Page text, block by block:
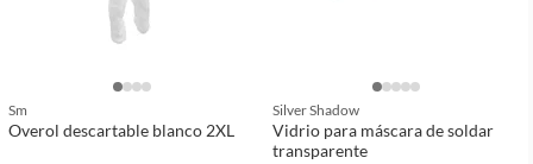
Sm
Overol descartable blanco 2XL
Silver Shadow
Vidrio para máscara de soldar
transparente